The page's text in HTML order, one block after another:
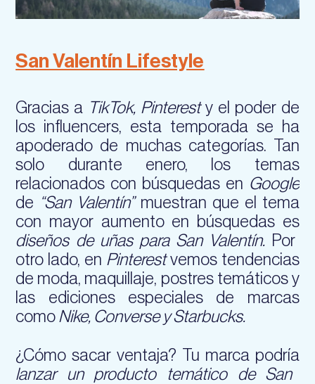
San Valentín Lifestyle
Gracias a TikTok, Pinteresty el poder de
los influencers, esta temporada se ha
apoderado de muchas categorías. Tan
solo durante enero, los temas
relacionados con búsquedas en Google
de “San Valentín”muestran que el tema
con mayor aumento en búsquedas es
diseños de uñas para San Valentín. Por
otro lado, en Pinterestvemos tendencias
de moda, maquillaje, postres temáticos y
las ediciones especiales de marcas
como Nike, Converse y Starbucks.
¿Cómo sacar ventaja? Tu marca podría
lanzar un producto temático de San